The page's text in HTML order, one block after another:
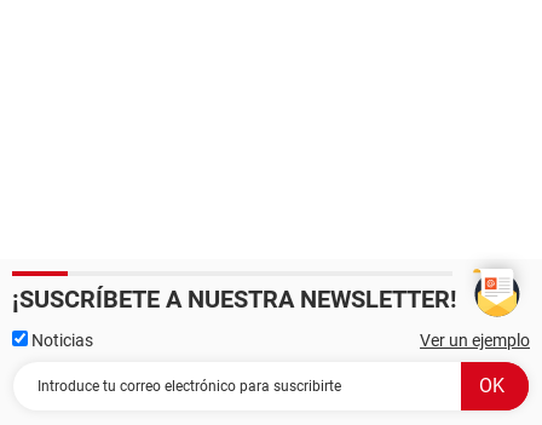
¡SUSCRÍBETE A NUESTRA NEWSLETTER!
Noticias Ver un ejemplo